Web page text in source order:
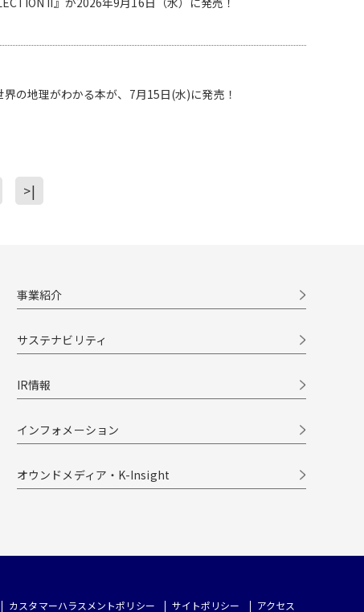
の地理がわかる本が、7月15日(水)に発売！
>|
事業紹介
サステナビリティ
IR情報
インフォメーション
オウンドメディア・K-Insight
カスタマーハラスメントポリシー サイトポリシー アクセス